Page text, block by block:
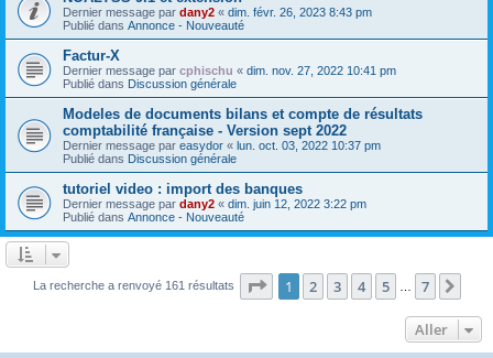
Dernier message par dany2 « dim. févr. 26, 2023 8:43 pm
Publié dans Annonce - Nouveauté
Factur-X
Dernier message par cphischu « dim. nov. 27, 2022 10:41 pm
Publié dans Discussion générale
Modeles de documents bilans et compte de résultats
comptabilité française - Version sept 2022
Dernier message par easydor « lun. oct. 03, 2022 10:37 pm
Publié dans Discussion générale
tutoriel video : import des banques
Dernier message par dany2 « dim. juin 12, 2022 3:22 pm
Publié dans Annonce - Nouveauté
La recherche a renvoyé 161 résultats Page 1sur7
1 2 3 4 5 7
Aller